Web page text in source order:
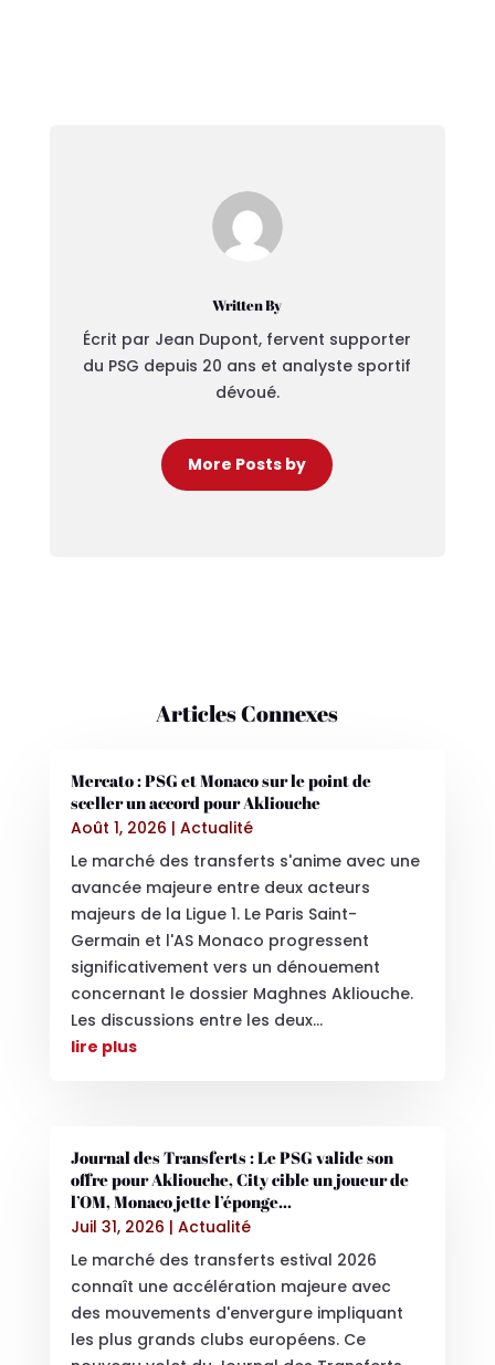
Written By
Écrit par Jean Dupont, fervent supporter
du PSG depuis 20 ans et analyste sportif
dévoué.
More Posts by
Articles Connexes
Mercato : PSG et Monaco sur le point de
sceller un accord pour Akliouche
Août 1, 2026 | Actualité
Le marché des transferts s'anime avec une
avancée majeure entre deux acteurs
majeurs de la Ligue 1. Le Paris Saint-
Germain et l'AS Monaco progressent
significativement vers un dénouement
concernant le dossier Maghnes Akliouche.
Les discussions entre les deux...
lire plus
Journal des Transferts : Le PSG valide son
offre pour Akliouche, City cible un joueur de
l’OM, Monaco jette l’éponge…
Juil 31, 2026 | Actualité
Le marché des transferts estival 2026
connaît une accélération majeure avec
des mouvements d'envergure impliquant
les plus grands clubs européens. Ce